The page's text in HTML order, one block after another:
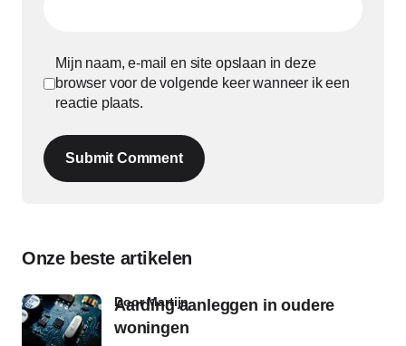
Mijn naam, e-mail en site opslaan in deze
browser voor de volgende keer wanneer ik een
reactie plaats.
Submit Comment
Onze beste artikelen
Aarding aanleggen in oudere
woningen
door Martijn